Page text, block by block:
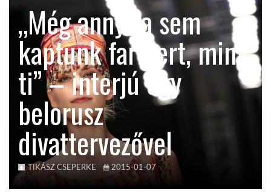
LATIN-AMERIKA
KÖZEL-KELET
AUSZTRÁLIA
A VILÁG ITTHON
MÉDIA
„Még annyira sem
kaptunk farmert, mint
ti” – interjú egy
belorusz
divattervezővel
TIKÁSZ CSEPERKE 2015-01-07